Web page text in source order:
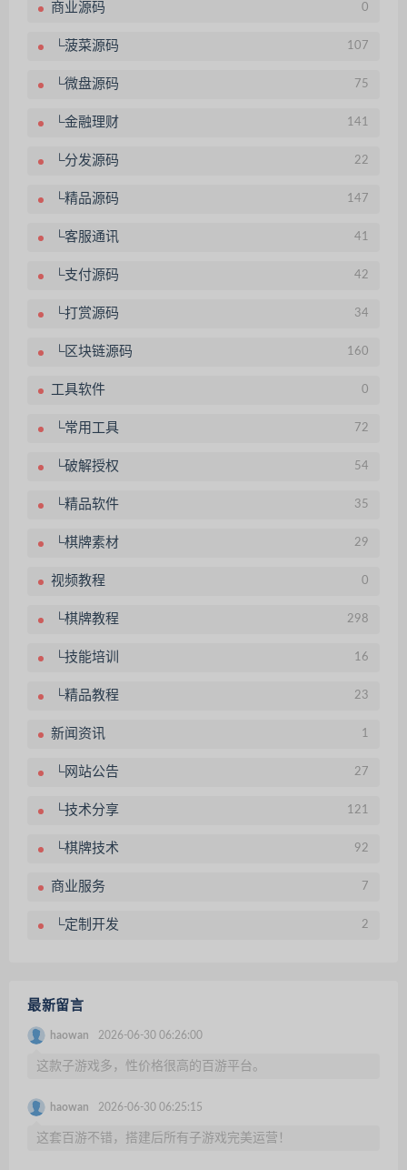
商业源码 0
└菠菜源码 107
└微盘源码 75
└金融理财 141
└分发源码 22
└精品源码 147
└客服通讯 41
└支付源码 42
└打赏源码 34
└区块链源码 160
工具软件 0
└常用工具 72
└破解授权 54
└精品软件 35
└棋牌素材 29
视频教程 0
└棋牌教程 298
└技能培训 16
└精品教程 23
新闻资讯 1
└网站公告 27
└技术分享 121
└棋牌技术 92
商业服务 7
└定制开发 2
最新留言
haowan 2026-06-30 06:26:00
这款子游戏多，性价格很高的百游平台。
haowan 2026-06-30 06:25:15
这套百游不错，搭建后所有子游戏完美运营！